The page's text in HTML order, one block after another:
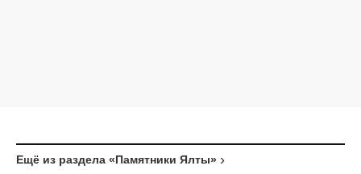
Ещё из раздела «Памятники Ялты»